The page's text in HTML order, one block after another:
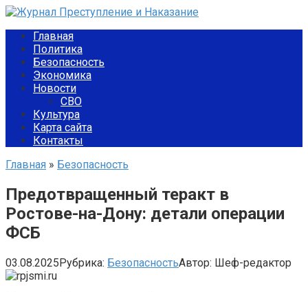
Перейти
контентуГлавная
Политика
Безопасность
Экономика
Новости
СВО
Культура
Карта сайта
Контакты
Главная » Безопасность
Предотвращенный теракт в
Ростове-на-Дону: детали операции
ФСБ
03.08.2025Рубрика: БезопасностьАвтор: Шеф-редактор